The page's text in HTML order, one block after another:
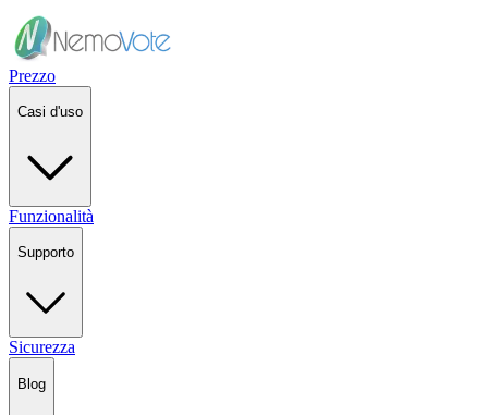
Prezzo
Casi d'uso
Funzionalità
Supporto
Sicurezza
Blog